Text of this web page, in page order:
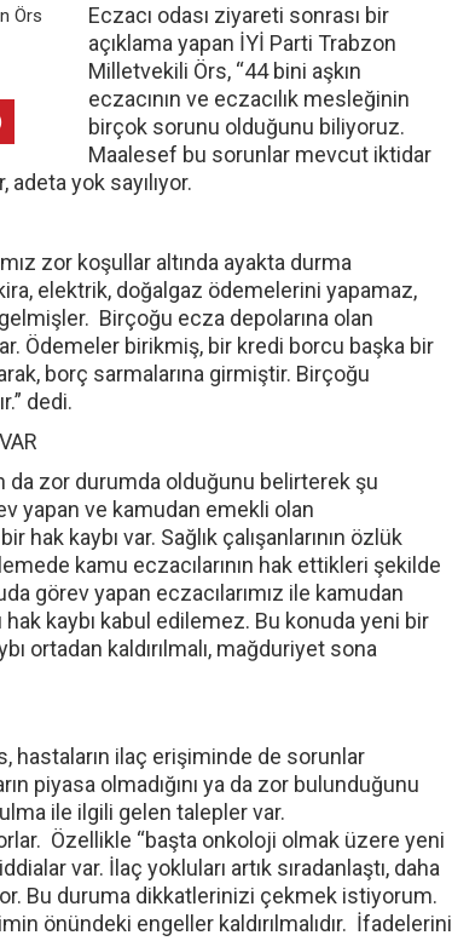
Eczacı odası ziyareti sonrası bir
açıklama yapan İYİ Parti Trabzon
Milletvekili Örs, “44 bini aşkın
eczacının ve eczacılık mesleğinin
birçok sorunu olduğunu biliyoruz.
Maalesef bu sorunlar mevcut iktidar
yok sayılıyor.
zor koşullar altında ayakta durma
elektrik, doğalgaz ödemelerini yapamaz,
Birçoğu ecza depolarına olan
Ödemeler birikmiş, bir kredi borcu başka bir
borç sarmalarına girmiştir. Birçoğu
dedi.
da zor durumda olduğunu belirterek şu
yapan ve kamudan emekli olan
hak kaybı var. Sağlık çalışanlarının özlük
kamu eczacılarının hak ettikleri şekilde
görev yapan eczacılarımız ile kamudan
hak kaybı kabul edilemez. Bu konuda yeni bir
ortadan kaldırılmalı, mağduriyet sona
hastaların ilaç erişiminde de sorunlar
piyasa olmadığını ya da zor bulunduğunu
ile ilgili gelen talepler var.
Özellikle “başta onkoloji olmak üzere yeni
var. İlaç yokluları artık sıradanlaştı, daha
Bu duruma dikkatlerinizi çekmek istiyorum.
önündeki engeller kaldırılmalıdır. İfadelerini